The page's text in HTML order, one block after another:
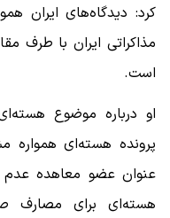
کرد: دیدگاه‌های ایران
مذاکراتی ایران با طرف
است.
او درباره موضوع
پرونده هسته‌ای
عنوان عضو معاهده عدم
هسته‌ای برای مصارف